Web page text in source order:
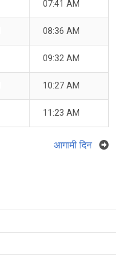
07:41 AM
08:36 AM
09:32 AM
10:27 AM
11:23 AM
आगामी दिन